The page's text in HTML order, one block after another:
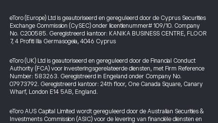
eToro (Europe) Ltd is geautoriseerd en gereguleerd door de Cyprus Securities
Exchange Commission (CySEC) onder licentienummer# 109/10. Company
No. C200585. Geregistreerd kantoor: KANIKA BUSINESS CENTRE, FLOOR
7, 4 Profiti Ilia Germasogeia, 4046 Cyprus
eToro (UK) Ltd is geautoriseerd en gereguleerd door de Financial Conduct
Authority (FCA) voor investeringsgerelateerde diensten, met Firm Reference
Number: 583263. Geregistreerd in Engeland onder Company No.
07973792. Geregistreerd kantoor: 24th floor, One Canada Square, Canary
Wharf, London E14 5AB, England.
eToro AUS Capital Limited wordt gereguleerd door de Australian Securities &
Investments Commission (ASIC) voor de levering van financiële diensten en